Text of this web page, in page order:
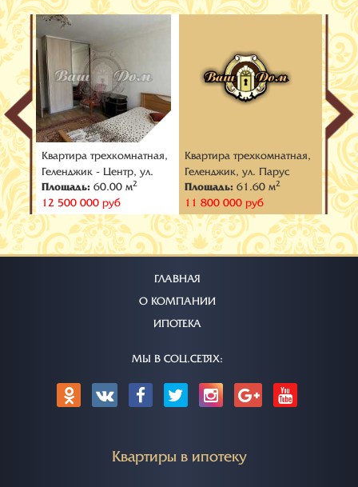
Квартира трехкомнатная,
Геленджик - Центр, ул.
Тельмана
Площадь: 60.00 м2
12 500 000 руб
Квартира трехкомнатная,
Геленджик, ул. Парус
Площадь: 61.60 м2
11 800 000 руб
12
ГЛАВНАЯ
О КОМПАНИИ
ИПОТЕКА
МЫ В СОЦ.СЕТЯХ:
Квартиры в ипотеку